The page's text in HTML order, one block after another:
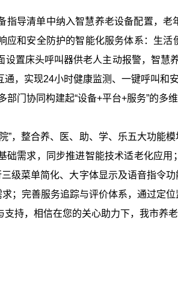
指导清单中纳入智慧养老设备配置，
和安全防护的智能化服务体系： 生活
设置床头呼叫器供老人主动报警，智慧
，实现24小时健康监测、一键呼叫和
部门协同构建起“设备+平台+服务”的多
”，整合养、医、助、学、乐五大功能
需求，同步推进智能技术适老化应
级菜单简化、大字体显示及语音指
；完善服务追踪与评价体系，通过定位
支持， 相信在您的关心助力下，我市养